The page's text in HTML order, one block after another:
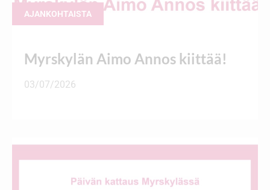
AJANKOHTAISTA
Myrskylän Aimo Annos kiittää!
03/07/2026